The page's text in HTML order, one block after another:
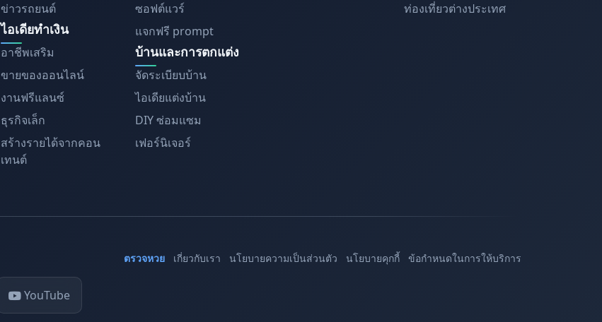
ข่าวรถยนต์
ไอเดียทำเงิน
อาชีพเสริม
ขายของออนไลน์
งานฟรีแลนซ์
ธุรกิจเล็ก
สร้างรายได้จากคอน
เทนต์
ซอฟต์แวร์
แจกฟรี prompt
บ้านและการตกแต่ง
จัดระเบียบบ้าน
ไอเดียแต่งบ้าน
DIY ซ่อมแซม
เฟอร์นิเจอร์
ท่องเที่ยวต่างประเทศ
ตรวจหวย เกี่ยวกับเรา นโยบายความเป็นส่วนตัว นโยบายคุกกี้ ข้อกำหนดในการให้บริการ
YouTube